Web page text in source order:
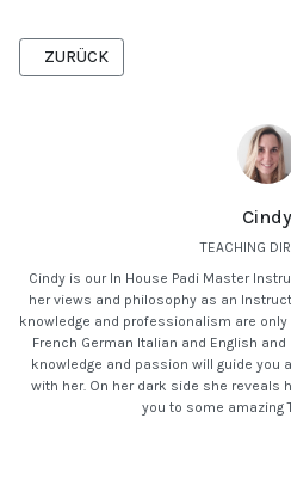
Cindy
TEACHING
Cindy is our In House Padi Master
her views and philosophy as an
knowledge and professionalism are
French German Italian and English
knowledge and passion will guide you
with her. On her dark side she reveals
you to some amazing
VORHERIGER BEITRAG: 11
ZURÜCK